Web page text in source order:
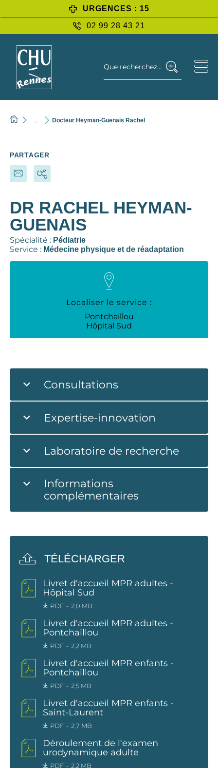
URGENCES : 15
02 99 28 43 21
Que recherchez-vous ?
... Docteur Heyman-Guenais Rachel
DR RACHEL HEYMAN-
GUENAIS
Spécialité : Pédiatrie
Service : Médecine physique et de réadaptation
Localiser le service :
Pontchaillou
Hôpital Sud
Consultations
Expertise-innovation
Laboratoire de recherche
Informations
complémentaires
TÉLÉCHARGER
Livret d'accueil MPR adultes -
Hôpital Sud
PDF 2,0 MB
Livret d'accueil MPR adultes -
Pontchaillou
PDF 2,2 MB
Livret d'accueil MPR enfants -
Pontchaillou
PDF 2,5 MB
Livret d'accueil MPR enfants -
Saint-Laurent
PDF 2,7 MB
Déroulement de l'examen
urodynamique adulte
PDF 2,2 MB
PARTAGER